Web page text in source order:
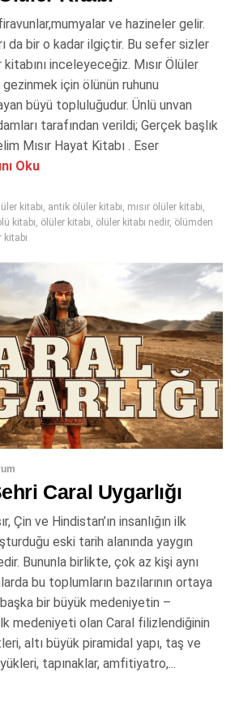
ve hazineler gelir.
da bir o kadar ilgiçtir. Bu sefer sizler
inceleyeceğiz. Mısır Ölüler
gezinmek için ölünün ruhunu
büyü topluluğudur. Ünlü unvan
tarafından verildi; Gerçek başlık
Mısır Hayat Kitabı . Eser
Oku
kitabı, antik ölüler kitabı, mısır ölüler kitabı,
kitabı, ölüler kitabı, ölüler kitabı nedir, ölümden
Caral Uygarlığı
Çin ve Hindistan’ın insanlığın ilk
eski tarih alanında yaygın
Bununla birlikte, çok az kişi aynı
bu toplumların bazılarının ortaya
bir büyük medeniyetin –
ilk medeniyeti olan Caral filizlendiğinin
altı büyük piramidal yapı, taş ve
tapınaklar, amfitiyatro,...